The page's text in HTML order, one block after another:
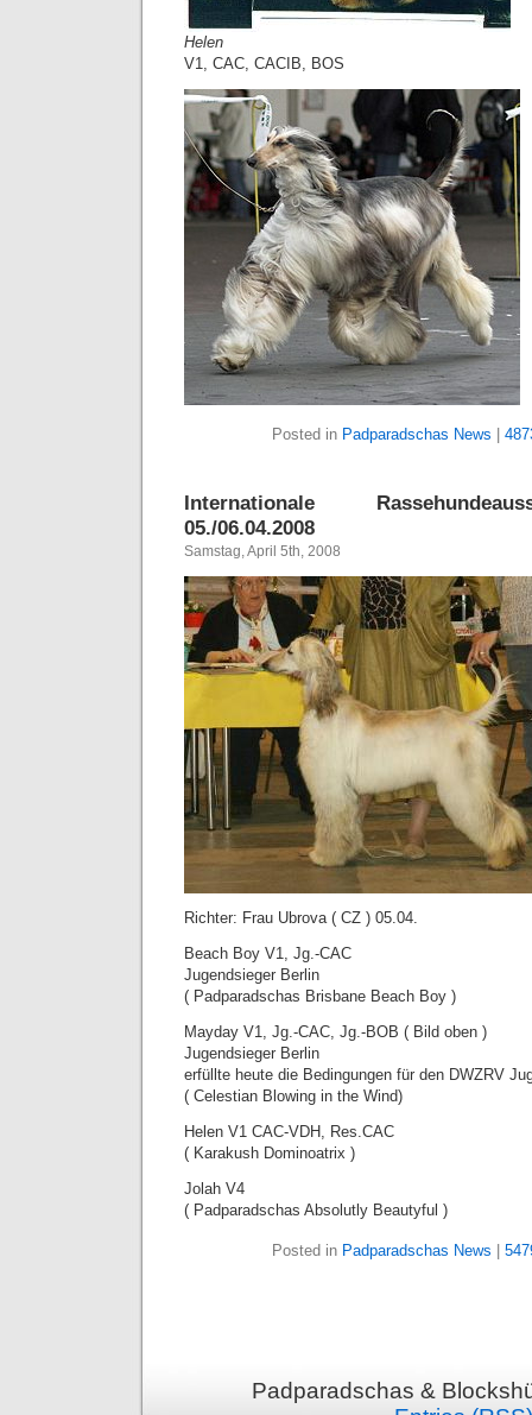
Helen
V1, CAC, CACIB, BOS
Posted in Padparadschas News
Internationale
05./06.04.2008
Samstag, April 5th, 2008
Richter: Frau Ubrova ( CZ ) 05.04.
Beach Boy V1, Jg.-CAC
Jugendsieger Berlin
( Padparadschas Brisbane Beach Boy )
Mayday V1, Jg.-CAC, Jg.-BOB ( Bild oben )
Jugendsieger Berlin
erfüllte heute die Bedingungen für den DWZRV
( Celestian Blowing in the Wind)
Helen V1 CAC-VDH, Res.CAC
( Karakush Dominoatrix )
Jolah V4
( Padparadschas Absolutly Beautyful )
Posted in Padparadschas News
Padparadschas &